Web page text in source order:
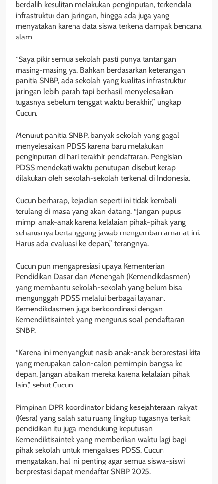
berdalih kesulitan melakukan penginputan, terkendala
infrastruktur dan jaringan, hingga ada juga yang
menyatakan karena data siswa terkena dampak bencana
alam.
“Saya pikir semua sekolah pasti punya tantangan
masing-masing ya. Bahkan berdasarkan keterangan
panitia SNBP, ada sekolah yang kualitas infrastruktur
jaringan lebih parah tapi berhasil menyelesaikan
tugasnya sebelum tenggat waktu berakhir,” ungkap
Cucun.
Menurut panitia SNBP, banyak sekolah yang gagal
menyelesaikan PDSS karena baru melakukan
penginputan di hari terakhir pendaftaran. Pengisian
PDSS mendekati waktu penutupan disebut kerap
dilakukan oleh sekolah-sekolah terkenal di Indonesia.
Cucun berharap, kejadian seperti ini tidak kembali
terulang di masa yang akan datang. “Jangan pupus
mimpi anak-anak karena kelalaian pihak-pihak yang
seharusnya bertanggung jawab mengemban amanat ini.
Harus ada evaluasi ke depan,” terangnya.
Cucun pun mengapresiasi upaya Kementerian
Pendidikan Dasar dan Menengah (Kemendikdasmen)
yang membantu sekolah-sekolah yang belum bisa
mengunggah PDSS melalui berbagai layanan.
Kemendikdasmen juga berkoordinasi dengan
Kemendiktisaintek yang mengurus soal pendaftaran
SNBP.
“Karena ini menyangkut nasib anak-anak berprestasi kita
yang merupakan calon-calon pemimpin bangsa ke
depan. Jangan abaikan mereka karena kelalaian pihak
lain,” sebut Cucun.
Pimpinan DPR koordinator bidang kesejahteraan rakyat
(Kesra) yang salah satu ruang lingkup tugasnya terkait
pendidikan itu juga mendukung keputusan
Kemendiktisaintek yang memberikan waktu lagi bagi
pihak sekolah untuk mengakses PDSS. Cucun
mengatakan, hal ini penting agar semua siswa-siswi
berprestasi dapat mendaftar SNBP 2025.